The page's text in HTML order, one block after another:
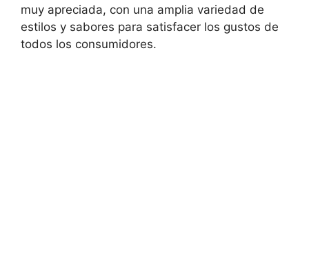
muy apreciada, con una amplia variedad de
estilos y sabores para satisfacer los gustos de
todos los consumidores.